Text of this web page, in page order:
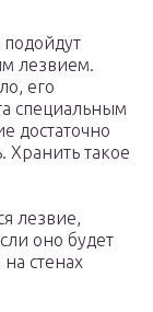
подойдут
лезвием.
его
специальным
достаточно
Хранить такое
лезвие,
оно будет
стенах